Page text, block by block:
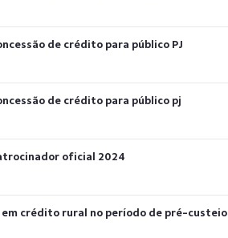
de crédito para público PJ
de crédito para público pj
oficial 2024
em crédito rural no período de pré-custeio